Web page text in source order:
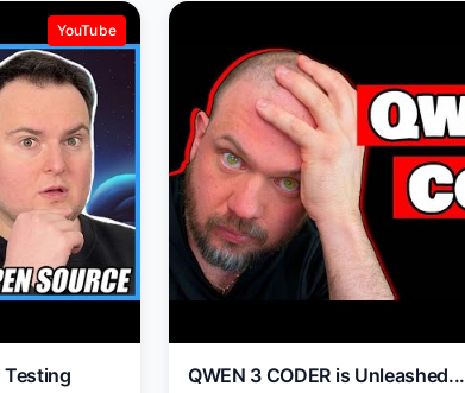
YouTube
Testing
QWEN 3 CODER is